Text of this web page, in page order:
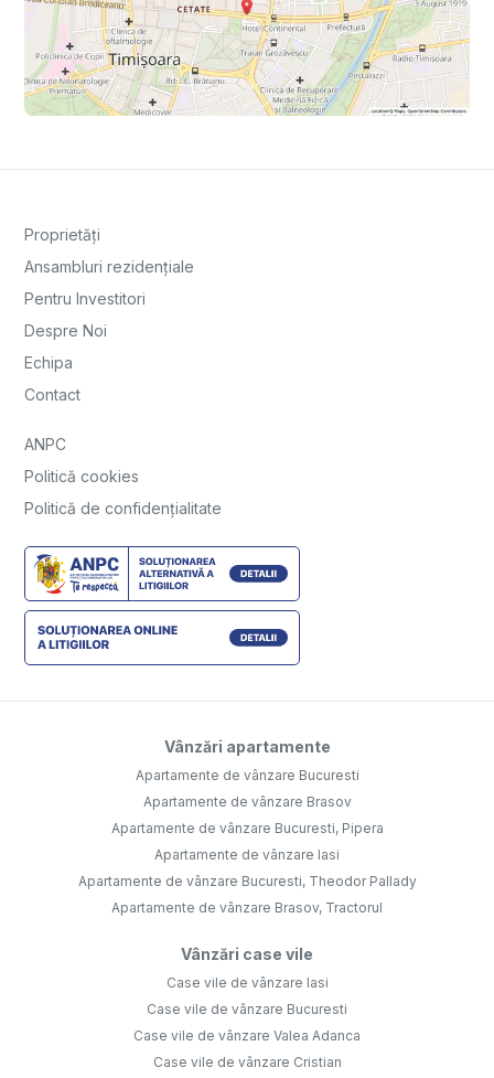
Proprietăți
Ansambluri rezidențiale
Pentru Investitori
Despre Noi
Echipa
Contact
ANPC
Politică cookies
Politică de confidențialitate
Vânzări apartamente
Apartamente de vânzare Bucuresti
Apartamente de vânzare Brasov
Apartamente de vânzare Bucuresti, Pipera
Apartamente de vânzare Iasi
Apartamente de vânzare Bucuresti, Theodor Pallady
Apartamente de vânzare Brasov, Tractorul
Vânzări case vile
Case vile de vânzare Iasi
Case vile de vânzare Bucuresti
Case vile de vânzare Valea Adanca
Case vile de vânzare Cristian